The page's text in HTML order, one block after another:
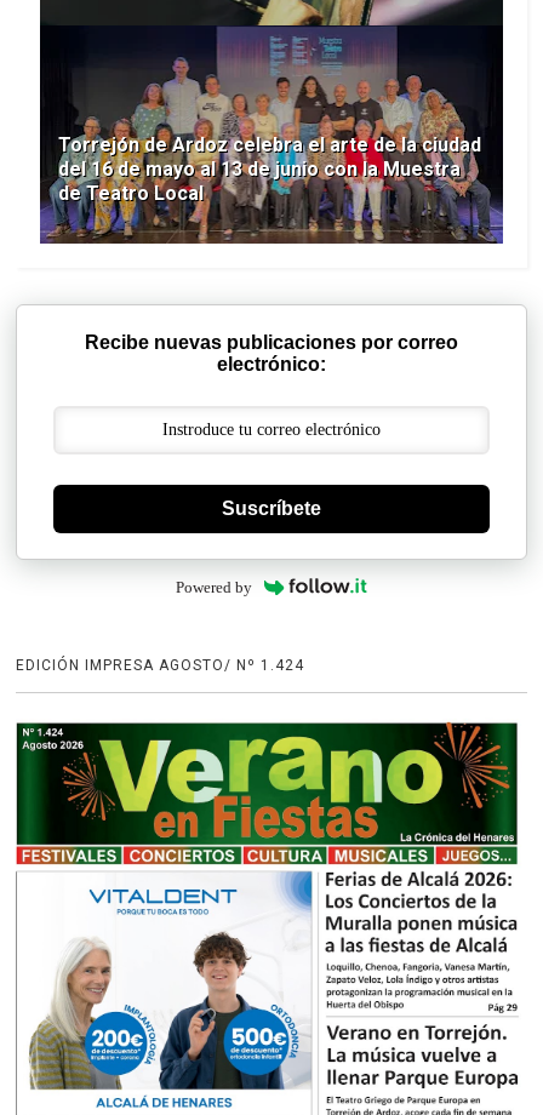
Torrejón de Ardoz celebra el arte de la ciudad
del 16 de mayo al 13 de junio con la Muestra
de Teatro Local
Recibe nuevas publicaciones por correo
electrónico:
Suscríbete
Powered by
EDICIÓN IMPRESA AGOSTO/ Nº 1.424